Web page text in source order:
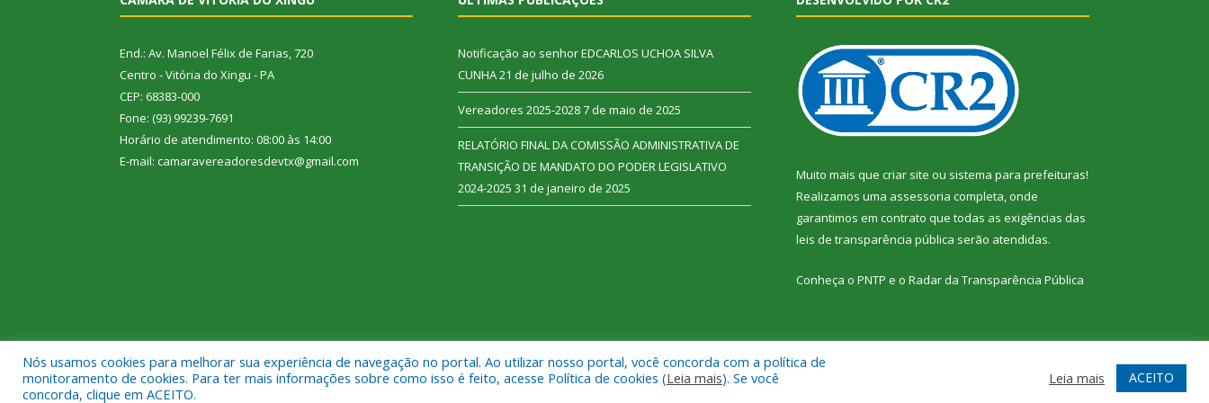
End.: Av. Manoel Félix de Farias, 720
Centro - Vitória do Xingu - PA
CEP: 68383-000
Fone: (93) 99239-7691
Horário de atendimento: 08:00 às 14:00
E-mail: camaravereadoresdevtx@gmail.com
Notificação ao senhor EDCARLOS UCHOA SILVA
CUNHA21 de julho de 2026
Vereadores 2025-20287 de maio de 2025
RELATÓRIO FINAL DA COMISSÃO ADMINISTRATIVA DE
TRANSIÇÃO DE MANDATO DO PODER LEGISLATIVO
2024-2025 31 de janeiro de 2025
Muito mais que criar site ou sistema para prefeituras!
Realizamos uma assessoria completa, onde
garantimos em contrato que todas as exigências das
leis de transparência pública serão atendidas.
Conheça o PNTP e o Radar da Transparência Pública
Todos os direitos reservados a Câmara Municipal de Vitória do Xingu. Mapa do Site Acessar Webmail
Nós usamos cookies para melhorar sua experiência de navegação no portal. Ao utilizar nosso portal, você concorda com a política de
monitoramento de cookies. Para ter mais informações sobre como isso é feito, acesse Política de cookies (Leia mais). Se você
concorda, clique em ACEITO.
Leia mais ACEITO